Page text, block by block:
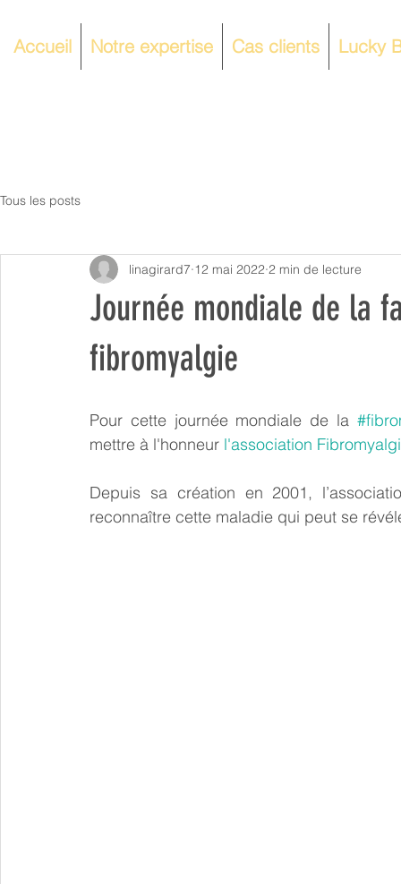
Accueil Notre expertise Cas clients Lucky
Tous les posts
Journée mondiale de la
fibromyalgie
linagirard7 12 mai 2022 2 min de lecture
Pour cette journée mondiale de la
mettre à l'honneur l'association
Depuis sa création en 2001,
reconnaître cette maladie qui peut se